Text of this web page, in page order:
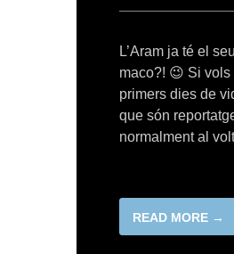
L’Aram ja té el
maco?! 😉 Si
primers dies de
que són
normalment al
READ MORE →